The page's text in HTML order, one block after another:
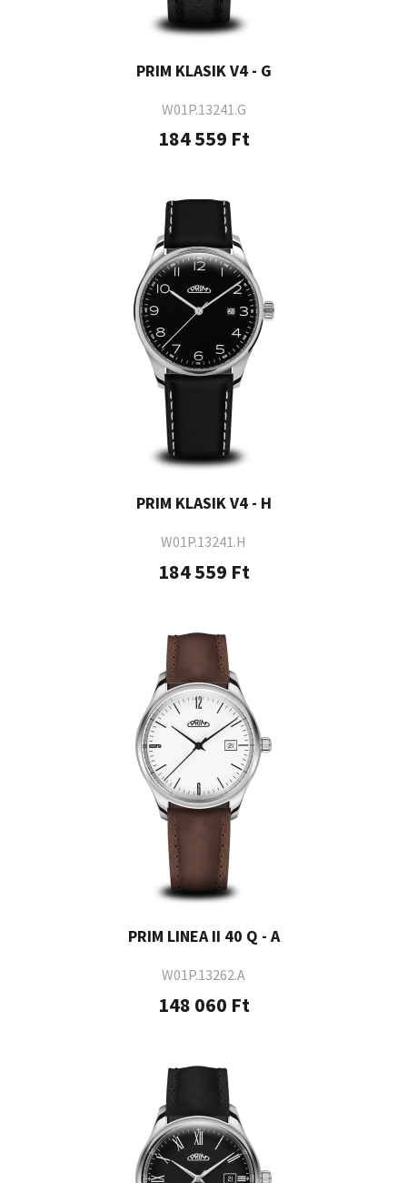
PRIM KLASIK V4 - G
W01P.13241.G
184 559 Ft
PRIM KLASIK V4 - H
W01P.13241.H
184 559 Ft
PRIM LINEA II 40 Q - A
W01P.13262.A
148 060 Ft